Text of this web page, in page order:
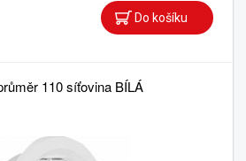
110 síťovina BÍLÁ